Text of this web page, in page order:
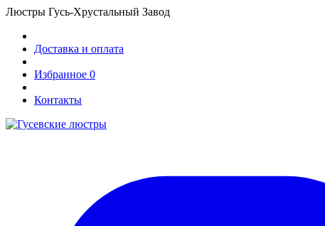
Люстры Гусь-Хрустальный Завод
Доставка и оплата
Избранное 0
Контакты